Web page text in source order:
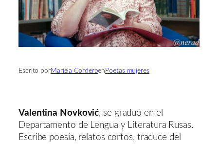
Escrito porMariela Corderoen Poetas mujeres
Valentina Novković, se graduó en el
Departamento de Lengua y Literatura Rusas.
Escribe poesía, relatos cortos, traduce del